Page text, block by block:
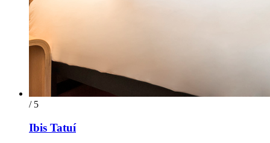
/ 5
Ibis Tatuí